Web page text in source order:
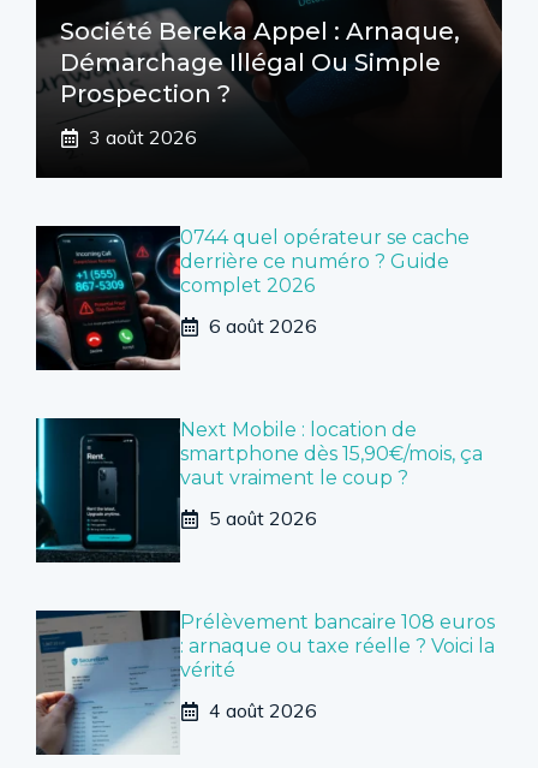
Société Bereka Appel : Arnaque,
Démarchage Illégal Ou Simple
Prospection ?
3 août 2026
0744 quel opérateur se cache
derrière ce numéro ? Guide
complet 2026
6 août 2026
Next Mobile : location de
smartphone dès 15,90€/mois, ça
vaut vraiment le coup ?
5 août 2026
Prélèvement bancaire 108 euros
: arnaque ou taxe réelle ? Voici la
vérité
4 août 2026